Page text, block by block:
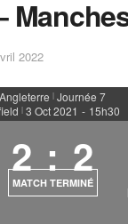
2022
Angleterre | Journée 7
| 3 Oct 2021 - 15h30
2 : 2
MATCH TERMINÉ